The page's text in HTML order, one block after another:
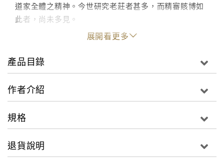
道家全體之精神。今世研究老莊者甚多，而精審賅博如
此者，尚未多見。
展開看更多
產品目錄
作者介紹
規格
退貨說明